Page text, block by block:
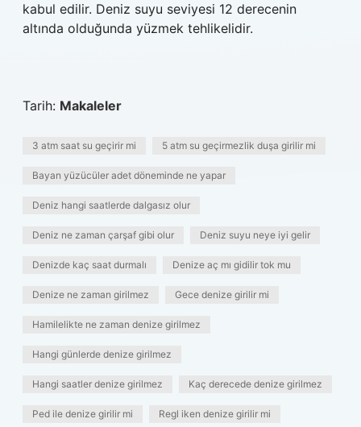
kabul edilir. Deniz suyu seviyesi 12 derecenin
altında olduğunda yüzmek tehlikelidir.
Tarih: Makaleler
3 atm saat su geçirir mi 5 atm su geçirmezlik duşa girilir mi
Bayan yüzücüler adet döneminde ne yapar
Deniz hangi saatlerde dalgasız olur
Deniz ne zaman çarşaf gibi olur Deniz suyu neye iyi gelir
Denizde kaç saat durmalı Denize aç mı gidilir tok mu
Denize ne zaman girilmez Gece denize girilir mi
Hamilelikte ne zaman denize girilmez
Hangi günlerde denize girilmez
Hangi saatler denize girilmez Kaç derecede denize girilmez
Ped ile denize girilir mi Regl iken denize girilir mi